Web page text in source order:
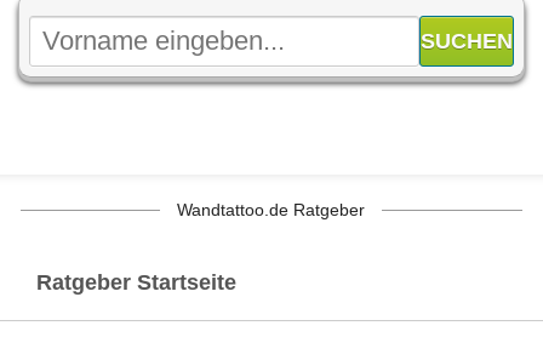
Wandtattoo.de Ratgeber
Ratgeber Startseite